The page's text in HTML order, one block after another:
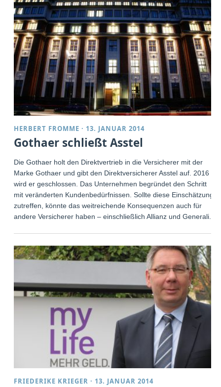
HERBERT FROMME · 13. JANUAR 2014
Gothaer schließt Asstel
Die Gothaer holt den Direktvertrieb in die Versicherer mit der
Marke Gothaer und gibt den Direktversicherer Asstel auf. 2016
wird er geschlossen. Das Unternehmen begründet den Schritt
mit veränderten Kundenbedürfnissen. Sollte diese Einschätzung
zutreffen, könnte das weitreichende Konsequenzen auch für
andere Versicherer haben – einschließlich Allianz und Generali.
FRIEDERIKE KRIEGER · 13. JANUAR 2014